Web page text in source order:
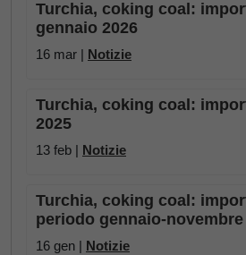
Turchia, coking coal:
gennaio 2026
16 mar | Notizie
Turchia, coking coal:
2025
13 feb | Notizie
Turchia, coking coal:
periodo gennaio-novembre
16 gen | Notizie